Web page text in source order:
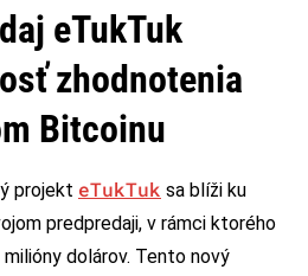
eTukTuk
zhodnotenia
Bitcoinu
projekt eTukTuk sa blíži ku
predpredaji, v rámci ktorého
dolárov. Tento nový